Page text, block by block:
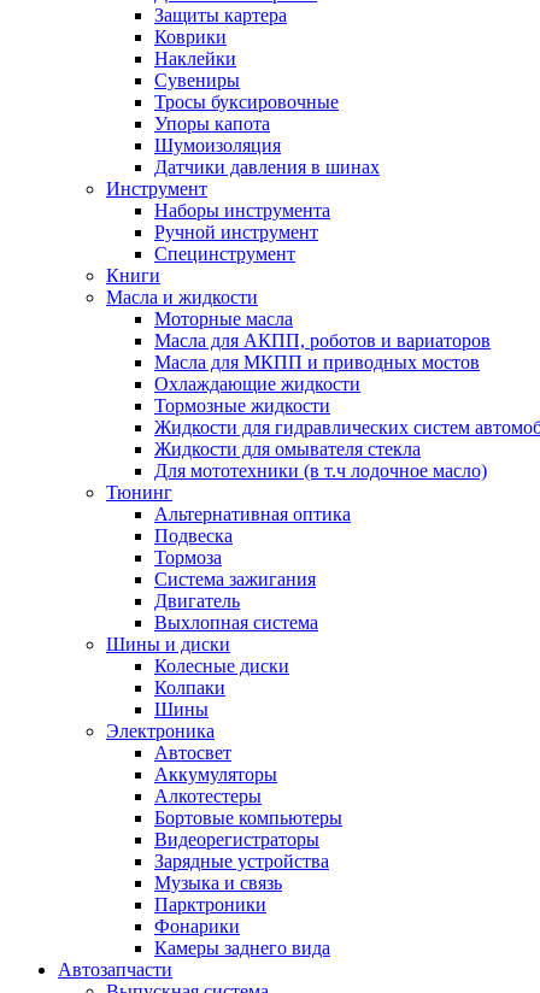
Защиты картера
Коврики
Наклейки
Сувениры
Тросы буксировочные
Упоры капота
Шумоизоляция
Датчики давления в шинах
Инструмент
Наборы инструмента
Ручной инструмент
Специнструмент
Книги
Масла и жидкости
Моторные масла
Масла для АКПП, роботов и вариаторов
Масла для МКПП и приводных мостов
Охлаждающие жидкости
Тормозные жидкости
Жидкости для гидравлических систем
Жидкости для омывателя стекла
Для мототехники (в т.ч лодочное масло)
Тюнинг
Альтернативная оптика
Подвеска
Тормоза
Система зажигания
Двигатель
Выхлопная система
Шины и диски
Колесные диски
Колпаки
Шины
Электроника
Автосвет
Аккумуляторы
Алкотестеры
Бортовые компьютеры
Видеорегистраторы
Зарядные устройства
Музыка и связь
Парктроники
Фонарики
Камеры заднего вида
Автозапчасти